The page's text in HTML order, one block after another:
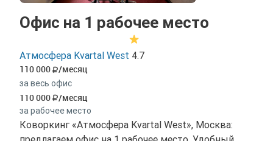
Офис на 1 рабочее место
Атмосфера Kvartal West 4.7
110 000 /месяц
за весь офис
110 000 /месяц
за рабочее место
Коворкинг «Атмосфера Kvartal West», Москва: